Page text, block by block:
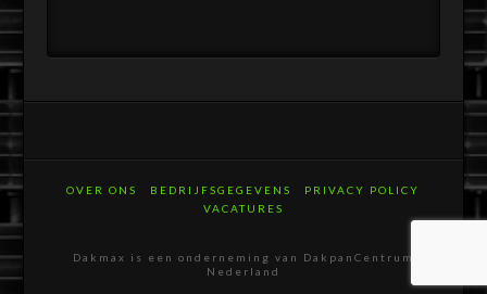
OVER ONS BEDRIJFSGEGEVENS
PRIVACY POLICY
VACATURES
Dakmax is een onderneming van DakpanCentrum
Nederland